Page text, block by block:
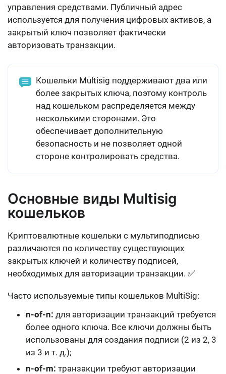
управления средствами. Публичный адрес
используется для получения цифровых активов, а
закрытый ключ позволяет фактически
авторизовать транзакции.
Кошельки Multisig поддерживают два или
более закрытых ключа, поэтому контроль
над кошельком распределяется между
несколькими сторонами. Это
обеспечивает дополнительную
безопасность и не позволяет одной
стороне контролировать средства.
Основные виды Multisig
кошельков
Криптовалютные кошельки с мультиподписью
различаются по количеству существующих
закрытых ключей и количеству подписей,
необходимых для авторизации транзакции. ✅
Часто используемые типы кошельков MultiSig:
n-of-n: для авторизации транзакций требуется
более одного ключа. Все ключи должны быть
использованы для создания подписи (2 из 2, 3
из 3 и т. д.);
n-of-m: транзакции требуют авторизации